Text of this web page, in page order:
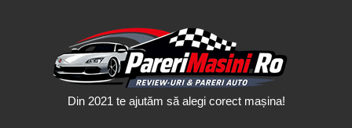
Din 2021 te ajutăm să alegi corect mașina!